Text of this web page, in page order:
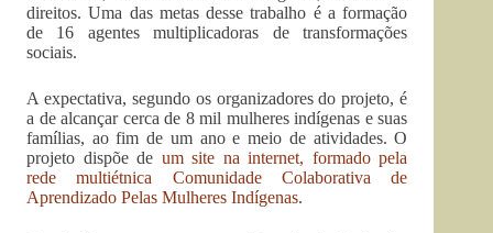
direitos. Uma das metas desse trabalho é a formação
de 16 agentes multiplicadoras de transformações
sociais.
A expectativa, segundo os organizadores do projeto, é
a de alcançar cerca de 8 mil mulheres indígenas e suas
famílias, ao fim de um ano e meio de atividades. O
projeto dispõe de um site na internet, formado pela
rede multiétnica Comunidade Colaborativa de
Aprendizado Pelas Mulheres Indígenas.